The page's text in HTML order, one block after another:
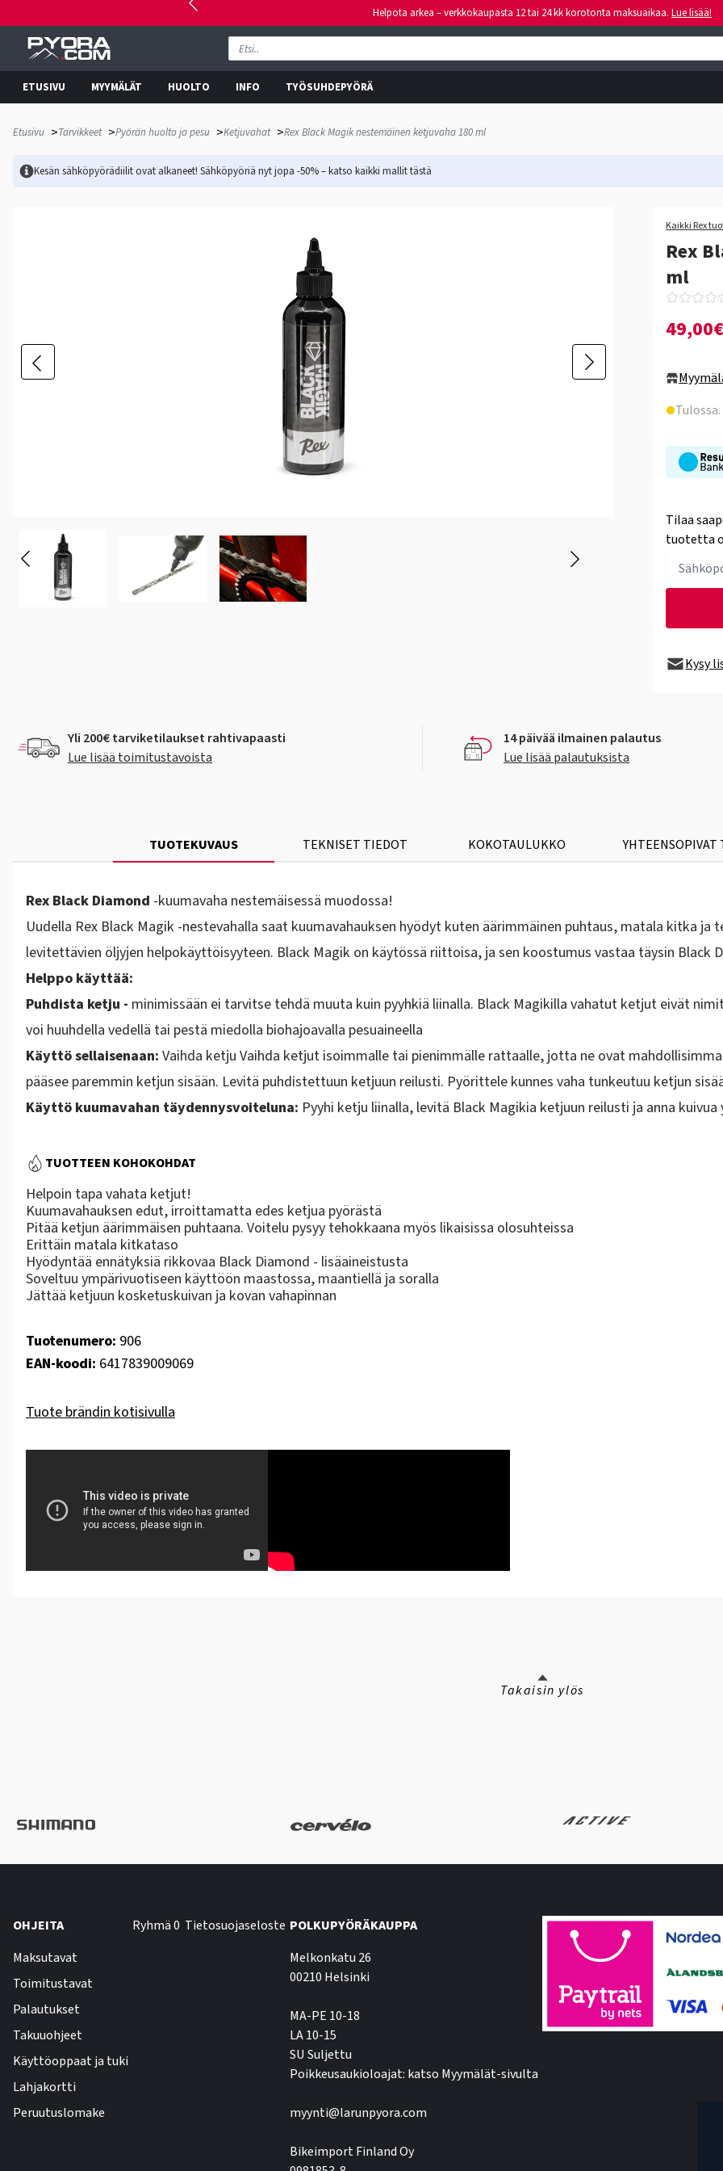
Helpota arkea – verkkokaupasta 12 tai 24 kk korotonta maksuaikaa. Lue lisää!
ETUSIVU MYYMÄLÄT HUOLTO INFO TYÖSUHDEPYÖRÄ
Etusivu >Tarvikkeet >Pyörän huolto ja pesu >Ketjuvahat >Rex Black Magik nestemäinen ketjuvaha 180 ml
Kesän sähköpyörädiilit ovat alkaneet! Sähköpyöriä nyt jopa -50% – katso kaikki mallittästä
Kaikki Rex
Rex
ml
49,00€
Tulossa
Tilaa
tuotetta
Kysy
Yli 200€ tarviketilaukset rahtivapaasti
Lue lisää toimitustavoista
14 päivää ilmainen palautus
Lue lisää palautuksista
TUOTEKUVAUS TEKNISET TIEDOT KOKOTAULUKKO
Rex Black Diamond -kuumavaha nestemäisessä muodossa!
Uudella Rex Black Magik -nestevahalla saat kuumavahauksen hyödyt kuten äärimmäinen puhtaus, matala kitka
levitettävien öljyjen helpokäyttöisyyteen. Black Magik on käytössä riittoisa, ja sen koostumus vastaa täysin Black
Helppo käyttää:
Puhdista ketju - minimissään ei tarvitse tehdä muuta kuin pyyhkiä liinalla. Black Magikilla vahatut ketjut eivät
voi huuhdella vedellä tai pestä miedolla biohajoavalla pesuaineella
Käyttö sellaisenaan: Vaihda ketju Vaihda ketjut isoimmalle tai pienimmälle rattaalle, jotta ne ovat
pääsee paremmin ketjun sisään. Levitä puhdistettuun ketjuun reilusti. Pyörittele kunnes vaha tunkeutuu ketjun
Käyttö kuumavahan täydennysvoiteluna: Pyyhi ketju liinalla, levitä Black Magikia ketjuun reilusti ja anna kuivua
TUOTTEEN KOHOKOHDAT
Helpoin tapa vahata ketjut!
Kuumavahauksen edut, irroittamatta edes ketjua pyörästä
Pitää ketjun äärimmäisen puhtaana. Voitelu pysyy tehokkaana myös likaisissa olosuhteissa
Erittäin matala kitkataso
Hyödyntää ennätyksiä rikkovaa Black Diamond - lisäaineistusta
Soveltuu ympärivuotiseen käyttöön maastossa, maantiellä ja soralla
Jättää ketjuun kosketuskuivan ja kovan vahapinnan
Tuotenumero: 906
EAN-koodi: 6417839009069
Tuote brändin kotisivulla
Takaisin ylös
OHJEITA
Maksutavat
Toimitustavat
Palautukset
Takuuohjeet
Käyttöoppaat ja tuki
Lahjakortti
Peruutuslomake
Ryhmä 0 Tietosuojaseloste POLKUPYÖRÄKAUPPA
Melkonkatu 26
00210 Helsinki
MA-PE 10-18
LA 10-15
SU Suljettu
Poikkeusaukioloajat: katso Myymälät-sivulta
myynti@larunpyora.com
Bikeimport Finland Oy